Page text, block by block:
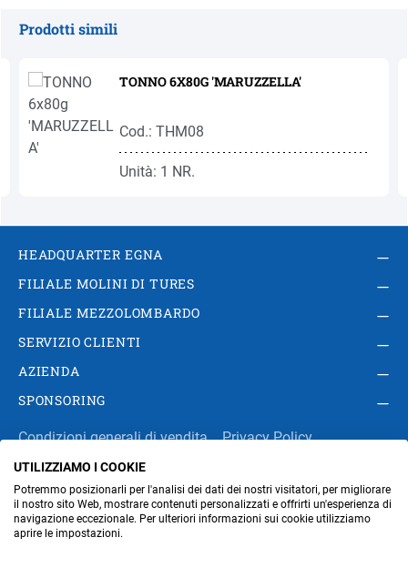
Prodotti simili
TONNO 6X80G 'MARUZZELLA'
Cod.: THM08
Unità: 1 NR.
HEADQUARTER EGNA
FILIALE MOLINI DI TURES
FILIALE MEZZOLOMBARDO
SERVIZIO CLIENTI
AZIENDA
SPONSORING
Condizioni generali di vendita
Privacy Policy
Impressum
Modifica impostazioni dei cookie
Amministrazione
UTILIZZIAMO I COOKIE
Potremmo posizionarli per l'analisi dei dati dei nostri visitatori, per migliorare
il nostro sito Web, mostrare contenuti personalizzati e offrirti un'esperienza di
navigazione eccezionale. Per ulteriori informazioni sui cookie utilizziamo
aprire le impostazioni.